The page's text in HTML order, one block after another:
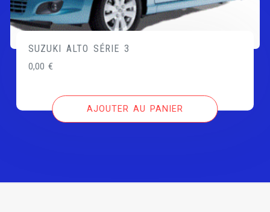
SUZUKI ALTO SÉRIE 3
0,00€
AJOUTER AU PANIER